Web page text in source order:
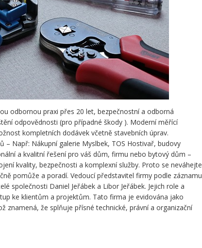
odbornou praxi přes 20 let, bezpečnostní a odborná
odpovědnosti (pro případné škody ). Moderní měřící
kompletních dodávek včetně stavebních úprav.
– Např: Nákupní galerie Myslbek, TOS Hostivař, budovy
a kvalitní řešení pro váš dům, firmu nebo bytový dům –
kvality, bezpečnosti a komplexní služby. Proto se neváhejte
pomůže a poradí. Vedoucí představitel firmy podle záznamu
společnosti Daniel Jeřábek a Libor Jeřábek. Jejich role a
ke klientům a projektům. Tato firma je evidována jako
znamená, že splňuje přísné technické, právní a organizační